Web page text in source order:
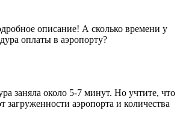
описание! А сколько времени у
оплаты в аэропорту?
заняла около 5-7 минут. Но учтите, что
загруженности аэропорта и количества